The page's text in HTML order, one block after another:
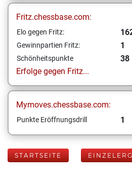
Fritz.chessbase.com:
Elo gegen Fritz:
Gewinnpartien Fritz: 1
Schönheitspunkte
38
Erfolge gegen Fritz...
Mymoves.chessbase.com:
Punkte Eröffnungsdrill 1
STARTSEITE